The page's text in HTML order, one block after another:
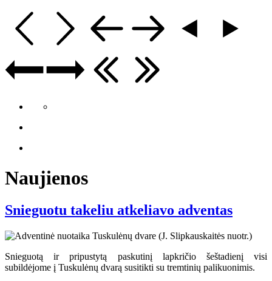
Naujienos
Snieguotu takeliu atkeliavo adventas
Snieguotą ir pripustytą paskutinį lapkričio šeštadienį visi
subildėjome į Tuskulėnų dvarą susitikti su tremtinių palikuonimis.